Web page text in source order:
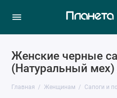
Женские черные
(Натуральный
Главная Женщинам Сапоги и